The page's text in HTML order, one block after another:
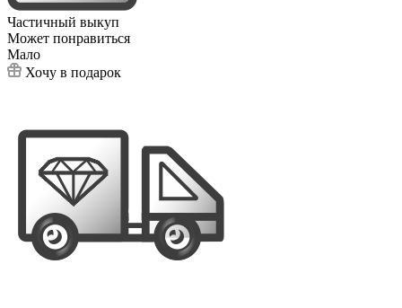
Частичный выкуп
Может понравиться
Мало
Хочу в подарок